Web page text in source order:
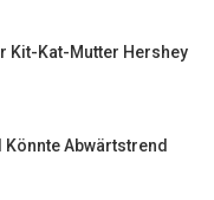
Kit-Kat-Mutter Hershey
Abwärtstrend